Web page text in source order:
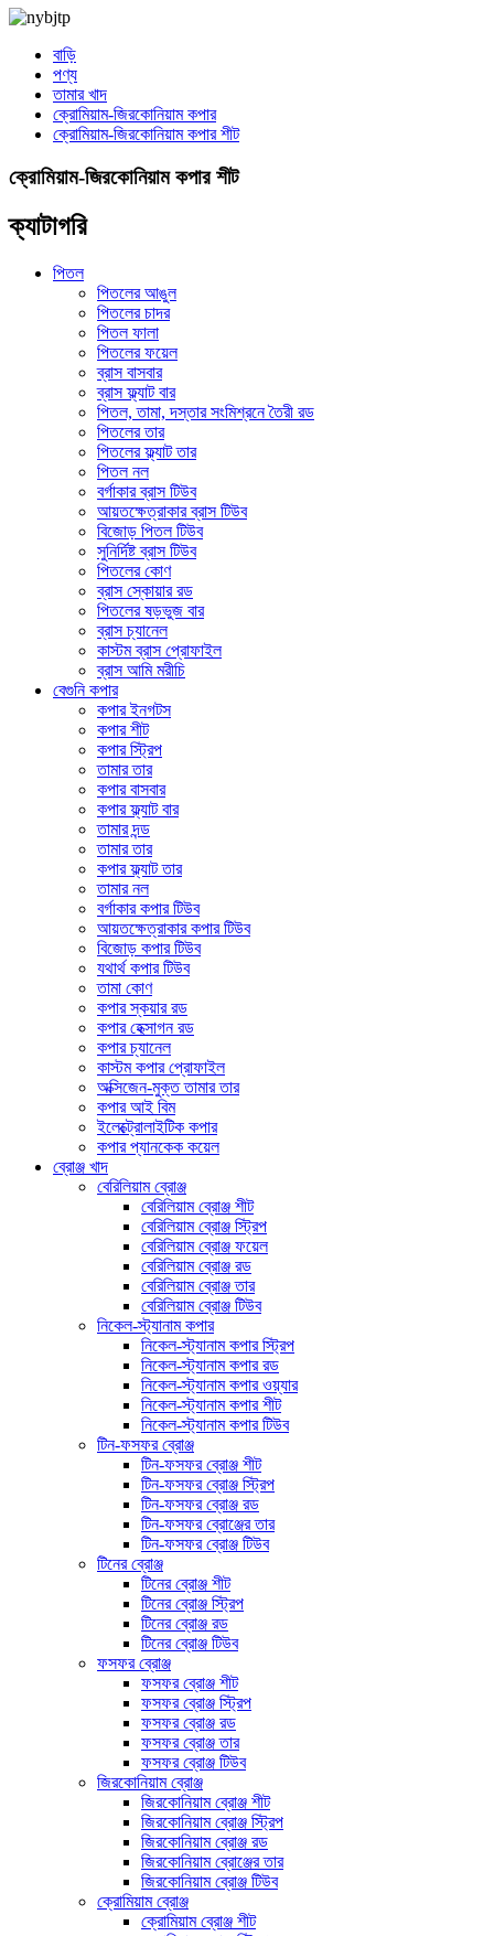
বাড়ি
পণ্য
তামার খাদ
ক্রোমিয়াম-জিরকোনিয়াম কপার
ক্রোমিয়াম-জিরকোনিয়াম কপার শীট
ক্রোমিয়াম-জিরকোনিয়াম কপার শীট
ক্যাটাগরি
পিতল
পিতলের আঙুল
পিতলের চাদর
পিতল ফালা
পিতলের ফয়েল
ব্রাস বাসবার
ব্রাস ফ্ল্যাট বার
পিতল, তামা, দস্তার সংমিশ্রনে তৈরী রড
পিতলের তার
পিতলের ফ্ল্যাট তার
পিতল নল
বর্গাকার ব্রাস টিউব
আয়তক্ষেত্রাকার ব্রাস টিউব
বিজোড় পিতল টিউব
সুনির্দিষ্ট ব্রাস টিউব
পিতলের কোণ
ব্রাস স্কোয়ার রড
পিতলের ষড়ভুজ বার
ব্রাস চ্যানেল
কাস্টম ব্রাস প্রোফাইল
ব্রাস আমি মরীচি
বেগুনি কপার
কপার ইনগটস
কপার শীট
কপার স্ট্রিপ
তামার তার
কপার বাসবার
কপার ফ্ল্যাট বার
তামার দন্ড
তামার তার
কপার ফ্ল্যাট তার
তামার নল
বর্গাকার কপার টিউব
আয়তক্ষেত্রাকার কপার টিউব
বিজোড় কপার টিউব
যথার্থ কপার টিউব
তামা কোণ
কপার স্কয়ার রড
কপার হেক্সাগন রড
কপার চ্যানেল
কাস্টম কপার প্রোফাইল
অক্সিজেন-মুক্ত তামার তার
কপার আই বিম
ইলেক্ট্রোলাইটিক কপার
কপার প্যানকেক কয়েল
ব্রোঞ্জ খাদ
বেরিলিয়াম ব্রোঞ্জ
বেরিলিয়াম ব্রোঞ্জ শীট
বেরিলিয়াম ব্রোঞ্জ স্ট্রিপ
বেরিলিয়াম ব্রোঞ্জ ফয়েল
বেরিলিয়াম ব্রোঞ্জ রড
বেরিলিয়াম ব্রোঞ্জ তার
বেরিলিয়াম ব্রোঞ্জ টিউব
নিকেল-স্ট্যানাম কপার
নিকেল-স্ট্যানাম কপার স্ট্রিপ
নিকেল-স্ট্যানাম কপার রড
নিকেল-স্ট্যানাম কপার ওয়্যার
নিকেল-স্ট্যানাম কপার শীট
নিকেল-স্ট্যানাম কপার টিউব
টিন-ফসফর ব্রোঞ্জ
টিন-ফসফর ব্রোঞ্জ শীট
টিন-ফসফর ব্রোঞ্জ স্ট্রিপ
টিন-ফসফর ব্রোঞ্জ রড
টিন-ফসফর ব্রোঞ্জের তার
টিন-ফসফর ব্রোঞ্জ টিউব
টিনের ব্রোঞ্জ
টিনের ব্রোঞ্জ শীট
টিনের ব্রোঞ্জ স্ট্রিপ
টিনের ব্রোঞ্জ রড
টিনের ব্রোঞ্জ টিউব
ফসফর ব্রোঞ্জ
ফসফর ব্রোঞ্জ শীট
ফসফর ব্রোঞ্জ স্ট্রিপ
ফসফর ব্রোঞ্জ রড
ফসফর ব্রোঞ্জ তার
ফসফর ব্রোঞ্জ টিউব
জিরকোনিয়াম ব্রোঞ্জ
জিরকোনিয়াম ব্রোঞ্জ শীট
জিরকোনিয়াম ব্রোঞ্জ স্ট্রিপ
জিরকোনিয়াম ব্রোঞ্জ রড
জিরকোনিয়াম ব্রোঞ্জের তার
জিরকোনিয়াম ব্রোঞ্জ টিউব
ক্রোমিয়াম ব্রোঞ্জ
ক্রোমিয়াম ব্রোঞ্জ শীট